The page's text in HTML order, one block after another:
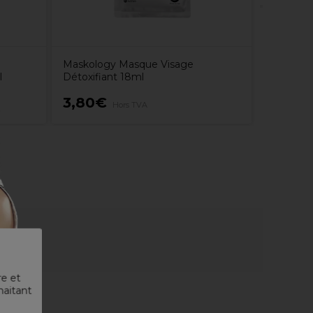
et
Maskology Masque Visage
Détoxifiant 18ml
3,80€